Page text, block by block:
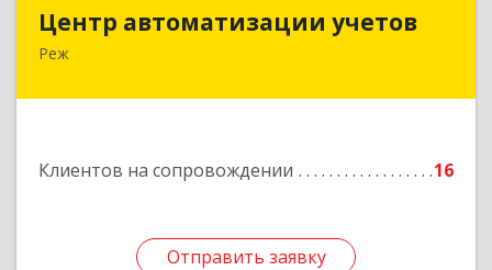
Центр автоматизации учетов
Реж
Клиентов на сопровождении 16
Отправить заявку
623750, Свердловская обл, Режевской р-н, Реж
Отправить заявку